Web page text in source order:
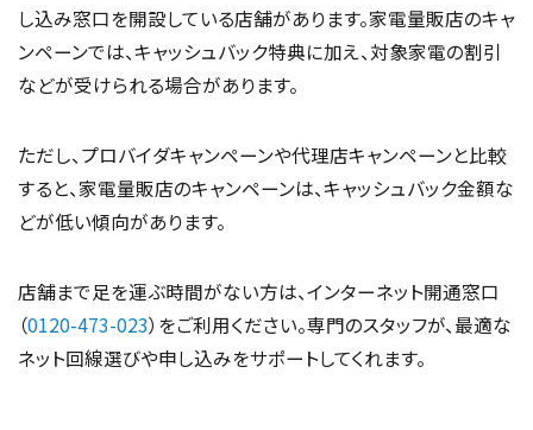
し込み窓口を開設している店舗があります。家電量販店のキャ
ンペーンでは、キャッシュバック特典に加え、対象家電の割引
などが受けられる場合があります。
ただし、プロバイダキャンペーンや代理店キャンペーンと比較
すると、家電量販店のキャンペーンは、キャッシュバック金額な
どが低い傾向があります。
店舗まで足を運ぶ時間がない方は、インターネット開通窓口
（0120-473-023）をご利用ください。専門のスタッフが、最適な
ネット回線選びや申し込みをサポートしてくれます。